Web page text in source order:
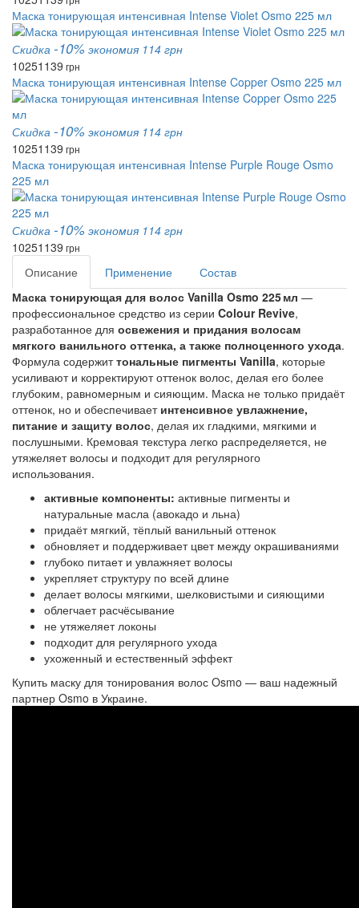
Маска тонирующая интенсивная Intense Violet Osmo 225 мл
Скидка -10% экономия 114 грн
10251139 грн
Маска тонирующая интенсивная Intense Copper Osmo 225 мл
Скидка -10% экономия 114 грн
10251139 грн
Маска тонирующая интенсивная Intense Purple Rouge Osmo
225 мл
Скидка -10% экономия 114 грн
10251139 грн
Описание Применение
Состав
Маска тонирующая для волос Vanilla Osmo 225 мл —
профессиональное средство из серии Colour Revive,
разработанное для освежения и придания волосам
мягкого ванильного оттенка, а также полноценного ухода.
Формула содержиттональные пигменты Vanilla, которые
усиливают и корректируют оттенок волос, делая его более
глубоким, равномерным и сияющим. Маска не только придаёт
оттенок, но и обеспечивает интенсивное увлажнение,
питание и защиту волос, делая их гладкими, мягкими и
послушными. Кремовая текстура легко распределяется, не
утяжеляет волосы и подходит для регулярного
использования.
активные компоненты: активные пигменты и
натуральные масла (авокадо и льна)
придаёт мягкий, тёплый ванильный оттенок
обновляет и поддерживает цвет между окрашиваниями
глубоко питает и увлажняет волосы
укрепляет структуру по всей длине
делает волосы мягкими, шелковистыми и сияющими
облегчает расчёсывание
не утяжеляет локоны
подходит для регулярного ухода
ухоженный и естественный эффект
Купить маску для тонирования волос Osmo — ваш надежный
партнер Osmo в Украине.